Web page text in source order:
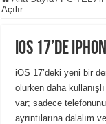
Açılır
iOS 17’de
iOS 17’deki yeni bir
olurken daha
var;sadece
ayrıntılarına dalalım